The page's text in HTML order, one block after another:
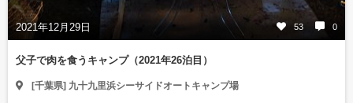
2021年12月29日 53 0
父子で肉を食うキャンプ（2021年26泊目）
[千葉県] 九十九里浜シーサイドオートキャンプ場